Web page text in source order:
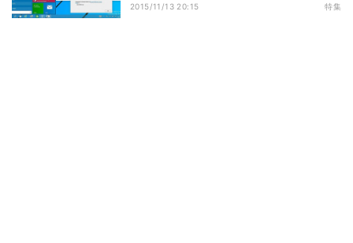
2015/11/13 20:15 特集